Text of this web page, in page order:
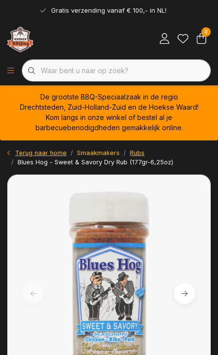
Gratis verzending vanaf € 100,- in NL!
0
De grootste BBQ-Speciaalzaak in de regio
Drechtsteden, Zuid-Holland-Zuid en de Hoekse Waard!
Kom langs in onze winkel of bestel al je
barbecuebenodigdheden gemakkelijk online.
Terug naar home Smaakmakers
Rubs
Blues Hog - Sweet & Savory Dry Rub (177gr-6,25oz)